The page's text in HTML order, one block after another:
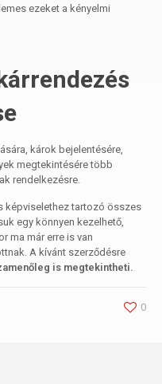
ezeket a kényelmi
károk bejelentésére,
megtekintésére több
rendelkezésre.
képviselethez tartozó összes
egy könnyen kezelhető,
ma már erre is van
A kívánt szerződésre
is megtekintheti.
0